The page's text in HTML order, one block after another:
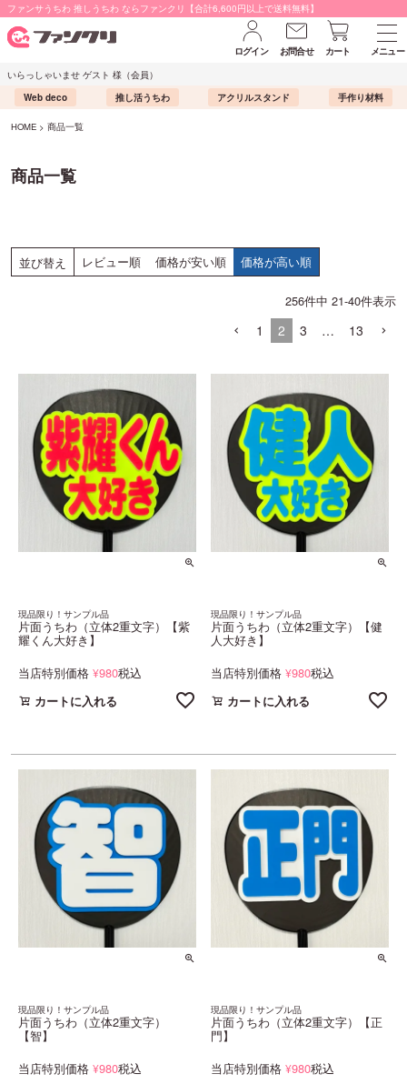
ファンサうちわ 推しうちわ ならファンクリ【合計6,600円以上で送料無料】
ログイン お問合せ カート
メニュー
いらっしゃいませ ゲスト 様（会員）
Web deco
推し活うちわ アクリルスタンド 手作り材料
HOME 商品一覧
商品一覧
並び替え レビュー順 価格が安い順 価格が高い順
256件中 21-40件表示
1 2 3 … 13
現品限り！サンプル品
片面うちわ（立体2重文字）【紫
耀くん大好き】
当店特別価格 ¥980税込
カートに入れる
現品限り！サンプル品
片面うちわ（立体2重文字）【健
人大好き】
当店特別価格 ¥980税込
カートに入れる
現品限り！サンプル品
片面うちわ（立体2重文字）
【智】
当店特別価格 ¥980税込
現品限り！サンプル品
片面うちわ（立体2重文字）【正
門】
当店特別価格 ¥980税込